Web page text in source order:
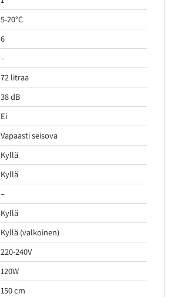
5-20°C
6
–
72 litraa
38 dB
Ei
Vapaasti seisova
Kyllä
Kyllä
–
Kyllä
Kyllä (valkoinen)
220-240V
120W
150 cm